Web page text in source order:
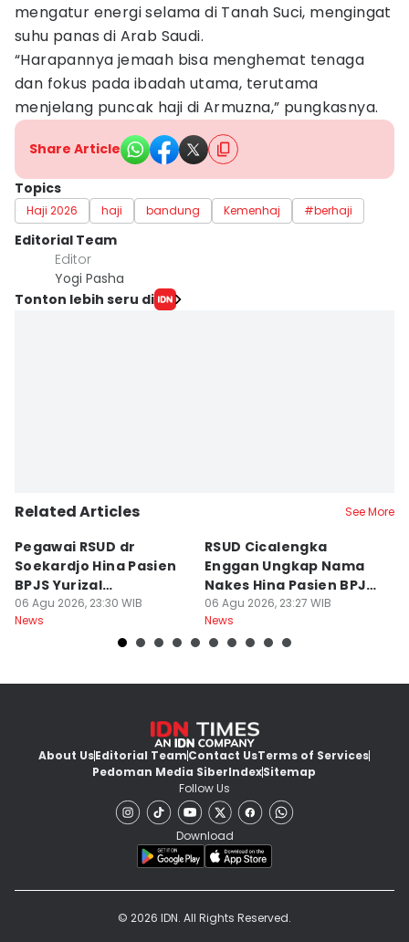
mengatur energi selama di Tanah Suci, mengingat
suhu panas di Arab Saudi.
“Harapannya jemaah bisa menghemat tenaga
dan fokus pada ibadah utama, terutama
menjelang puncak haji di Armuzna,” pungkasnya.
Share Article
Topics
Haji 2026 haji bandung Kemenhaj #berhaji
Editorial Team
Editor
Yogi Pasha
Tonton lebih seru di
Related Articles See More
Pegawai RSUD dr
Soekardjo Hina Pasien
BPJS Yurizal
Mengundurkan Diri
06 Agu 2026, 23:30 WIB
News
RSUD Cicalengka
Enggan Ungkap Nama
Nakes Hina Pasien BPJS
Yurizal
06 Agu 2026, 23:27 WIB
News
About UsEditorial TeamContact UsTerms of Services
Pedoman Media SiberIndexSitemap
Follow Us
Download
© 2026 IDN. All Rights Reserved.